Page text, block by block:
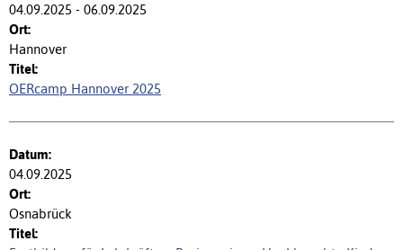
04.09.2025 - 06.09.2025
Hannover
OERcamp Hannover 2025
04.09.2025
Osnabrück